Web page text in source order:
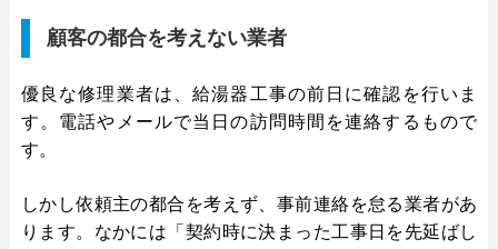
顧客の都合を考えない業者
優良な修理業者は、給湯器工事の前日に確認を行いま
す。電話やメールで当日の訪問時間を連絡するもので
す。
しかし依頼主の都合を考えず、事前連絡を怠る業者があ
ります。なかには「契約時に決まった工事日を先延ばし